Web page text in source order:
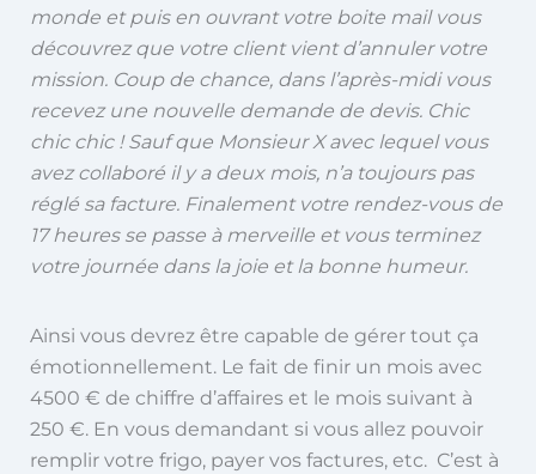
monde et puis en ouvrant votre boite mail vous
découvrez que votre client vient d’annuler votre
mission. Coup de chance, dans l’après-midi vous
recevez une nouvelle demande de devis. Chic
chic chic ! Sauf que Monsieur X avec lequel vous
avez collaboré il y a deux mois, n’a toujours pas
réglé sa facture. Finalement votre rendez-vous de
17 heures se passe à merveille et vous terminez
votre journée dans la joie et la bonne humeur.
Ainsi vous devrez être capable de gérer tout ça
émotionnellement. Le fait de finir un mois avec
4500 € de chiffre d’affaires et le mois suivant à
250 €. En vous demandant si vous allez pouvoir
remplir votre frigo, payer vos factures, etc. C’est à